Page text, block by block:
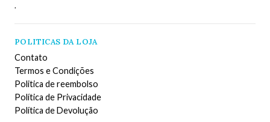
.
POLITICAS DA LOJA
Contato
Termos e Condições
Politica de reembolso
Política de Privacidade
Política de Devolução